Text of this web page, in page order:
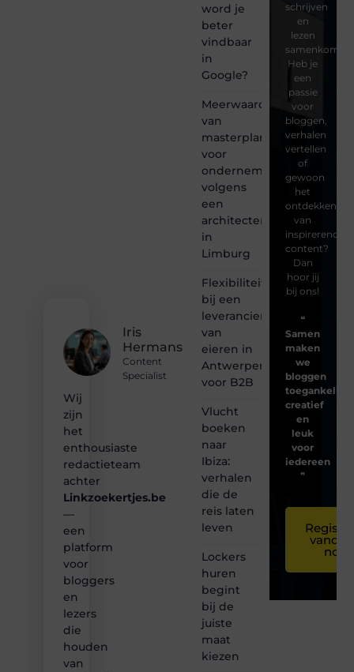
Iris
Hermans
Content
Specialist
Wij
zijn
het
enthousiaste
redactieteam
achter
Linkzoekertjes.be
—
een
platform
voor
bloggers
en
lezers
die
houden
van
word je
beter
vindbaar
in
Google?
Meerwaarde
van
masterplanning
voor
ondernemingen
volgens
een
architectenbureau
in
Limburg
Flexibiliteit
bij een
leverancier
van
eieren in
Antwerpen
voor B2B
Vlucht
boeken
naar
Ibiza:
verhalen
die de
reis laten
leven
Lockers
huren
begint
bij de
juiste
maat
kiezen
schrijven
en
lezen
samenkomen.
Heb je
een
passie
voor
bloggen,
verhalen
vertellen
of
gewoon
het
ontdekken
van
inspirerende
content?
Dan
hoor jij
bij ons!
❝
Samen
maken
we
bloggen
toegankelijk,
creatief
en
leuk
voor
iedereen
❞
nog